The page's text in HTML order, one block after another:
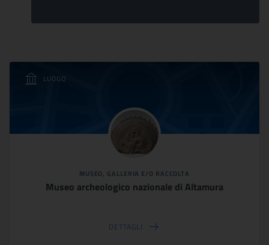
LUOGO
MUSEO, GALLERIA E/O RACCOLTA
Museo archeologico nazionale di Altamura
DETTAGLI